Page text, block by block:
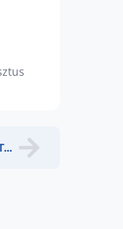
KÖVETKEZŐ HÍR